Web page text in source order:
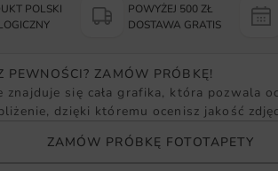
POLSKI
POWYŻEJ 500 ZŁ
DOSTAWA GRATIS
PEWNOŚCI? ZAMÓW PRÓBKĘ!
znajduje się cała grafika, która pozwala
dzięki któremu ocenisz jakość
ZAMÓW PRÓBKĘ FOTOTAPETY